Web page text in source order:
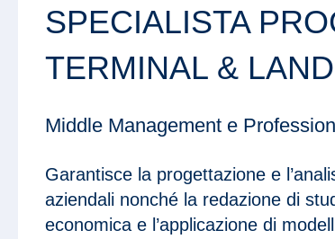
SPECIALISTA
TERMINAL &
Middle Management e
Garantisce la progettazione e
aziendali nonché la redazione di
economica e l’applicazione di